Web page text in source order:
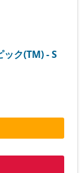
ク(TM) - S